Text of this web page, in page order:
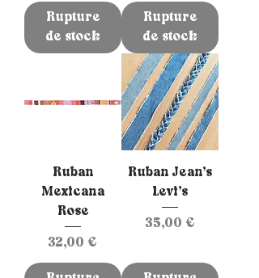
Rupture
de stock
Rupture
de stock
Ruban
Mexicana
Rose
Prix
32,00 €
Ruban Jean’s
Levi’s
Prix
35,00 €